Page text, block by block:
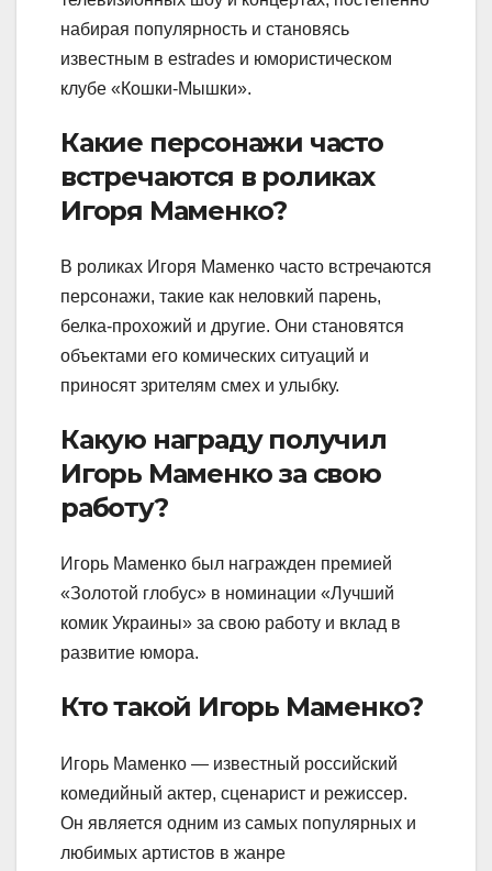
набирая популярность и становясь
известным в estrades и юмористическом
клубе «Кошки-Мышки».
Какие персонажи часто
встречаются в роликах
Игоря Маменко?
В роликах Игоря Маменко часто встречаются
персонажи, такие как неловкий парень,
белка-прохожий и другие. Они становятся
объектами его комических ситуаций и
приносят зрителям смех и улыбку.
Какую награду получил
Игорь Маменко за свою
работу?
Игорь Маменко был награжден премией
«Золотой глобус» в номинации «Лучший
комик Украины» за свою работу и вклад в
развитие юмора.
Кто такой Игорь Маменко?
Игорь Маменко — известный российский
комедийный актер, сценарист и режиссер.
Он является одним из самых популярных и
любимых артистов в жанре